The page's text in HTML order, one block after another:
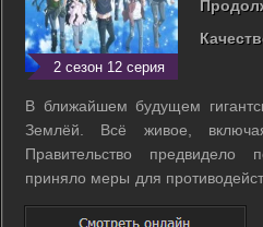
2 сезон 12 серия
В ближайшем будущем
Землёй. Всё живое, включая
Правительство предвидело
приняло меры для
Так был создан проект «7